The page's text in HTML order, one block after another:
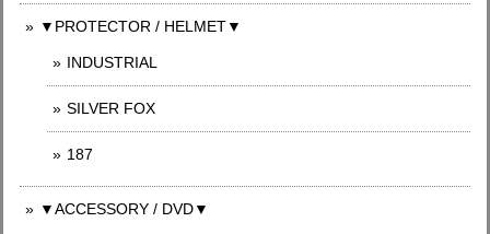
▼PROTECTOR / HELMET▼
INDUSTRIAL
SILVER FOX
187
▼ACCESSORY / DVD▼